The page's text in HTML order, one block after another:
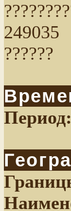
249035
??????
Период: